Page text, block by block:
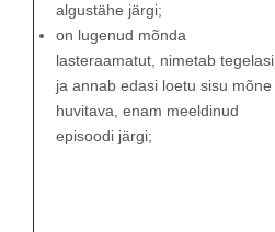
algustähe järgi;
on lugenud mõnda
lasteraamatut, nimetab tegelasi
ja annab edasi loetu sisu mõne
huvitava, enam meeldinud
episoodi järgi;